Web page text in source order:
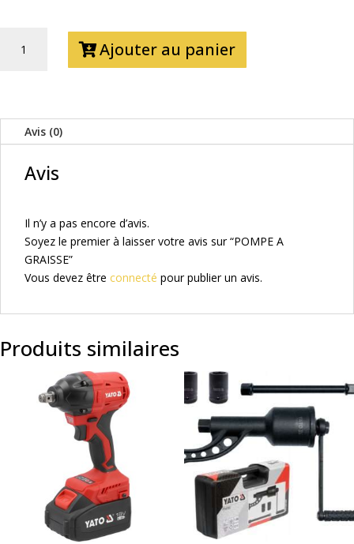
Ajouter au panier
Avis (0)
Avis
Il n’y a pas encore d’avis.
Soyez le premier à laisser votre avis sur “POMPE A
GRAISSE”
Vous devez être connecté pour publier un avis.
Produits similaires